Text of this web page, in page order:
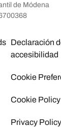
de Módena
Declaración
accesibilidad
Cookie
Cookie Policy
Privacy Policy